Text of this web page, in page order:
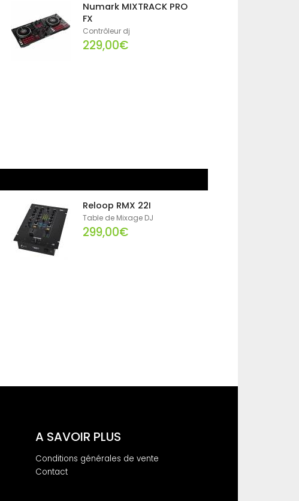
Numark MIXTRACK PRO
FX
Contrôleur dj
229,00€
Reloop RMX 22I
Table de Mixage DJ
299,00€
A SAVOIR PLUS
Conditions générales de vente
Contact